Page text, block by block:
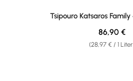
Tsipouro Katsaros
(28,97 € / 1
Regulärer
86,90 €